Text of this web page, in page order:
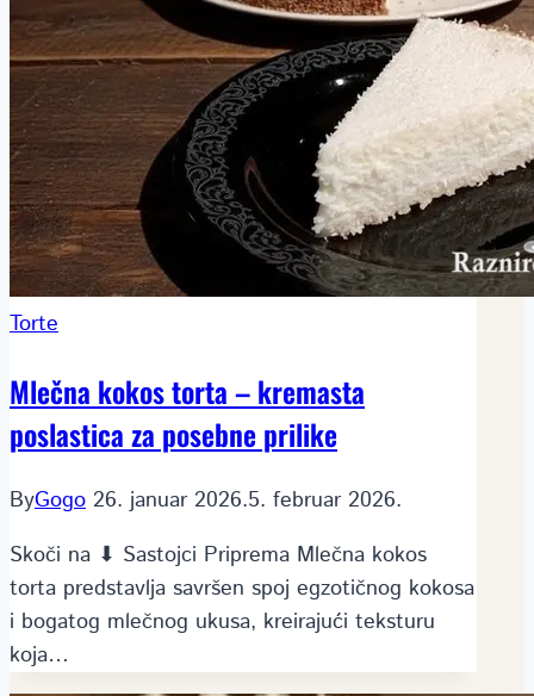
Torte
Mlečna kokos torta – kremasta
poslastica za posebne prilike
ByGogo 26. januar 2026.5. februar 2026.
Skoči na ⬇ Sastojci Priprema Mlečna kokos
torta predstavlja savršen spoj egzotičnog kokosa
i bogatog mlečnog ukusa, kreirajući teksturu
koja…